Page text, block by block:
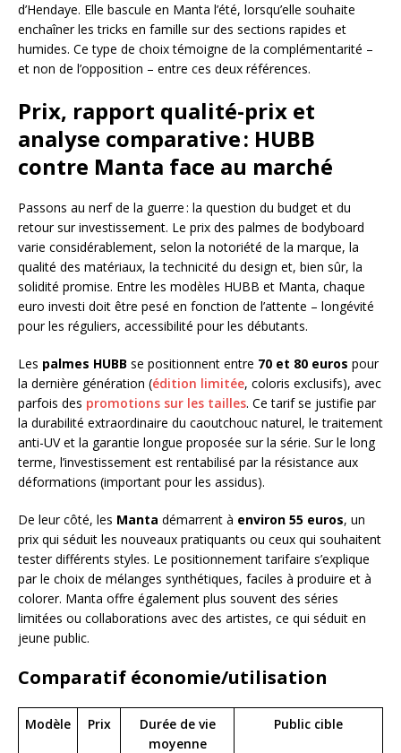
d’Hendaye. Elle bascule en Manta l’été, lorsqu’elle souhaite
enchaîner les tricks en famille sur des sections rapides et
humides. Ce type de choix témoigne de la complémentarité –
et non de l’opposition – entre ces deux références.
Prix, rapport qualité-prix et
analyse comparative : HUBB
contre Manta face au marché
Passons au nerf de la guerre : la question du budget et du
retour sur investissement. Le prix des palmes de bodyboard
varie considérablement, selon la notoriété de la marque, la
qualité des matériaux, la technicité du design et, bien sûr, la
solidité promise. Entre les modèles HUBB et Manta, chaque
euro investi doit être pesé en fonction de l’attente – longévité
pour les réguliers, accessibilité pour les débutants.
Les palmes HUBB se positionnent entre 70 et 80 euros pour
la dernière génération (édition limitée, coloris exclusifs), avec
parfois des promotions sur les tailles. Ce tarif se justifie par
la durabilité extraordinaire du caoutchouc naturel, le traitement
anti-UV et la garantie longue proposée sur la série. Sur le long
terme, l’investissement est rentabilisé par la résistance aux
déformations (important pour les assidus).
De leur côté, les Manta démarrent à environ 55 euros, un
prix qui séduit les nouveaux pratiquants ou ceux qui souhaitent
tester différents styles. Le positionnement tarifaire s’explique
par le choix de mélanges synthétiques, faciles à produire et à
colorer. Manta offre également plus souvent des séries
limitées ou collaborations avec des artistes, ce qui séduit en
jeune public.
Comparatif économie/utilisation
Modèle Prix
Durée de vie
moyenne
Public cible